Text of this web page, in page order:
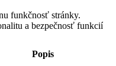
funkčnosť stránky.
a bezpečnosť funkcií
Popis